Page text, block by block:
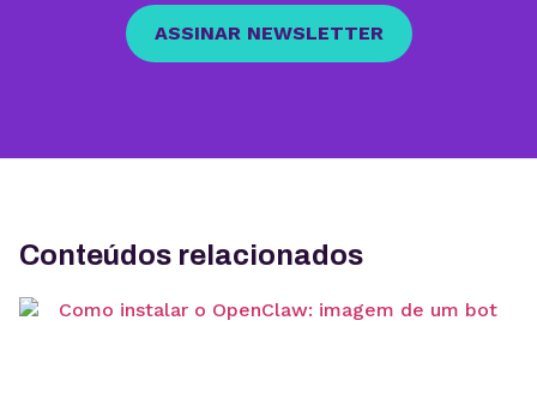
ASSINAR NEWSLETTER
Conteúdos relacionados